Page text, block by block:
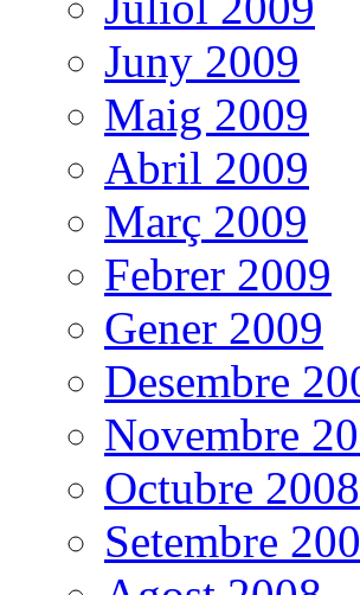
Juny 2009
Maig 2009
Abril 2009
Març 2009
Febrer 2009
Gener 2009
Desembre
Novembre
Octubre 2008
Setembre